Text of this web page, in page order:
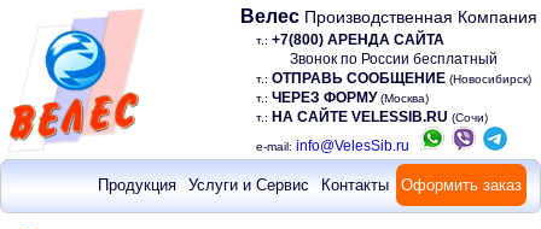
Велес Производственная Компания
т.: +7(800) АРЕНДА САЙТА
Звонок по России бесплатный
т.: ОТПРАВЬ СООБЩЕНИЕ (Новосибирск)
т.: ЧЕРЕЗ ФОРМУ (Москва)
т.: НА САЙТЕ VELESSIB.RU (Сочи)
e-mail: info@VelesSib.ru
Продукция Услуги и Сервис Контакты Оформить заказ